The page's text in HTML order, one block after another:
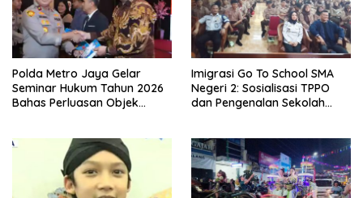
Polda Metro Jaya Gelar
Seminar Hukum Tahun 2026
Bahas Perluasan Objek
Imigrasi Go To School SMA
Negeri 2: Sosialisasi TPPO
dan Pengenalan Sekolah